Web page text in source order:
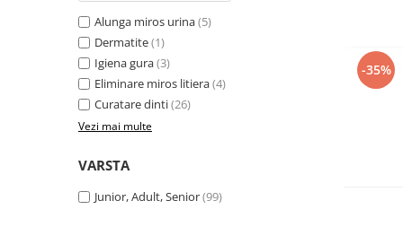
Alunga miros urina(5)
Dermatite(1)
Igiena gura(3)
Eliminare miros litiera(4)
Curatare dinti(26)
Vezi mai multe
VARSTA
Junior, Adult, Senior(99)
-35%